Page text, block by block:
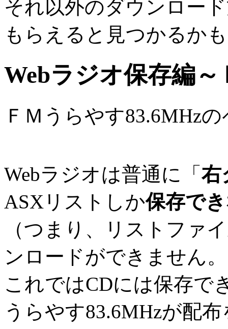
それ以外のダウンロー
もらえると見つかるか
Webラジオ保存編
ＦＭうらやす83.6MHz
Webラジオは普通に「 右
ASXリストしか保存で
（つまり、リストファ
ンロードができません。
これではCDには保存で
うらやす83.6MHzが配